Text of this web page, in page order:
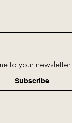
to your newsletter.
Subscribe